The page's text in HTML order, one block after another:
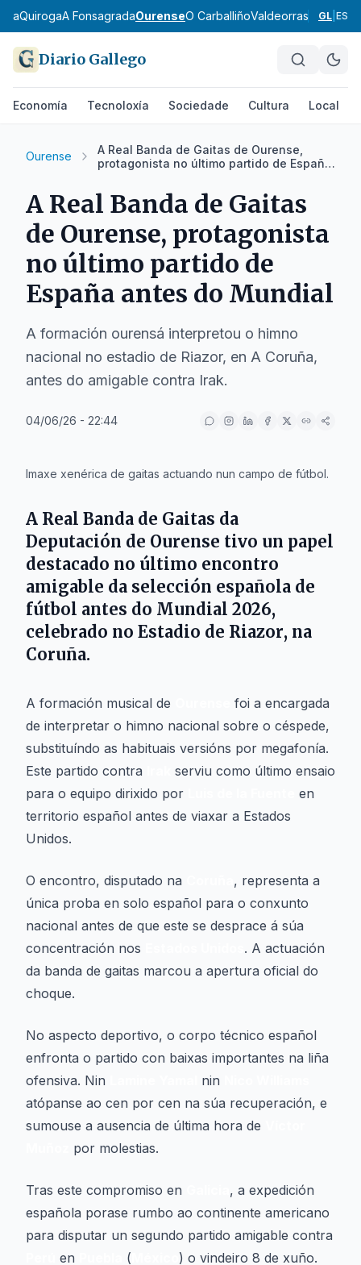
QuirogaA FonsagradaOurenseO CarballiñoValdeorras Verín A
GL ES
Diario Gallego
Economía Tecnoloxía Sociedade Cultura Local
Ourense
A Real Banda de Gaitas de Ourense,
protagonista no último partido de España
A Real Banda de Gaitas
de Ourense, protagonista
no último partido de
España antes do Mundial
A formación ourensá interpretou o himno
nacional no estadio de Riazor, en A Coruña,
antes do amigable contra Irak.
04/06/26 - 22:44
Imaxe xenérica de gaitas actuando nun campo de fútbol.
A Real Banda de Gaitas da
Deputación de Ourense tivo un papel
destacado no último encontro
amigable da selección española de
fútbol antes do Mundial 2026,
celebrado no Estadio de Riazor, na
Coruña.
A formación musical de
foi a encargada
de interpretar o himno nacional sobre o céspede,
substituíndo as habituais versións por megafonía.
Este partido contra
serviu como último ensaio
para o equipo dirixido por
en
territorio español antes de viaxar a Estados
Unidos.
O encontro, disputado na
, representa a
única proba en solo español para o conxunto
nacional antes de que este se desprace á súa
concentración nos
. A actuación
da banda de gaitas marcou a apertura oficial do
choque.
No aspecto deportivo, o corpo técnico español
enfronta o partido con baixas importantes na liña
ofensiva. Nin
nin
atópanse ao cen por cen na súa recuperación, e
sumouse a ausencia de última hora de
por molestias.
Tras este compromiso en
, a expedición
española porase rumbo ao continente americano
para disputar un segundo partido amigable contra
en ( ) o vindeiro 8 de xuño.